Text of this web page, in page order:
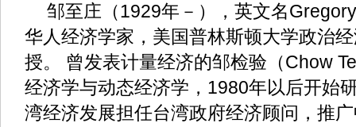
邹至庄（1929年－），英文名
华人经济学家，美国普林斯顿大学政治
授。 曾发表计量经济的邹检验（Chow
经济学与动态经济学，1980年以后开始
湾经济发展担任台湾政府经济顾问，推